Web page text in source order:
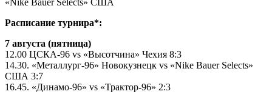
Расписание турнира*:
7 августа (пятница)
12.00 ЦСКА-96 vs «Высотчина» Чехия 8:3
14.30. «Металлург-96» Новокузнецк vs «Nike Bauer Selects»
США 3:7
16.45. «Динамо-96» vs «Трактор-96» 2:3